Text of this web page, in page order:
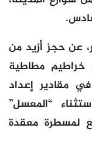
عن حجز أزيد من
خراطيم مطاطية
مقادير إعداد
“المعسل”
لمسطرة معقدة